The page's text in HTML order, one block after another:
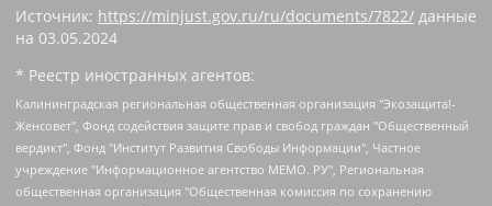
Источник: https://minjust.gov.ru/ru/documents/7822/ данные
на 03.05.2024
* Реестр иностранных агентов:
Калининградская региональная общественная организация "Экозащита!-Женсовет", Фонд содействия защите прав и свобод граждан "Общественный вердикт", Фонд "Институт Развития Свободы Информации", Частное учреждение "Информационное агентство МЕМО. РУ", Региональная общественная организация "Общественная комиссия по сохранению наследия академика Сахарова", Фонд поддержки свободы прессы, Санкт-Петербургская общественная правозащитная организация "Гражданский контроль", Межрегиональная общественная организация "Информационно-просветительский центр "Мемориал", Региональный Фонд "Центр Защиты Прав Средств Массовой Информации", с 05.12.2023 Фонд "Центр Защиты Прав Средств массовой информации", Региональная общественная благотворительная организация помощи беженцам и мигрантам "Гражданское содействие", Негосударственное образовательное учреждение дополнительного профессионального образования (повышение квалификации) специалистов "АКАДЕМИЯ ПО ПРАВАМ ЧЕЛОВЕКА", Свердловская региональная общественная организация "Сутяжник", Автономная некоммерческая организация "Центр независимых социологических исследований", Союз общественных объединений "Российский исследовательский центр по правам человека", Региональное общественное учреждение научно-информационный центр "МЕМОРИАЛ", Некоммерческая организация "Фонд защиты гласности", Автономная некоммерческая организация "Институт прав человека", Городская общественная организация "Екатеринбургское общество "МЕМОРИАЛ", Городская общественная организация "Рязанское историко-просветительское и правозащитное общество "Мемориал" (Рязанский Мемориал), Челябинский региональный орган общественной самодеятельности – женское общественное объединение "Женщины Евразии", Челябинский региональный орган общественной самодеятельности "Уральская правозащитная группа", Фонд содействия защите здоровья и социальной справедливости имени Андрея Рылькова, Автономная Некоммерческая Организация "Аналитический Центр Юрия Левады", Автономная некоммерческая организация социальной поддержки населения "Проект Апрель", Региональная общественная организация помощи женщинам и детям, находящимся в кризисной ситуации "Информационно-методический центр "Анна", Фонд содействия развитию массовых коммуникаций и правовому просвещению "Так-так-Так", Фонд содействия устойчивому развитию "Серебряная тайга", Свердловский региональный общественный фонд социальных проектов "Новое время", "Idel.Реалии", Кавказ.Реалии, Крым.Реалии, Телеканал Настоящее Время, Татаро-башкирская служба Радио Свобода (Azatliq Radiosi), Радио Свободная Европа/Радио Свобода (PCE/PC), "Сибирь.Реалии", "Фактограф", Благотворительный фонд помощи осужденным и их семьям, Автономная некоммерческая организация "Институт глобализации и социальных движений", Фонд "В защиту прав заключенных", Частное учреждение "Центр поддержки и содействия развитию средств массовой информации", Пензенский региональный общественный благотворительный фонд "Гражданский союз", "Север.Реалии", Некоммерческая организация Фонд "Правовая инициатива", Общество с ограниченной ответственностью "Радио Свободная Европа/Радио Свобода", Чешское информационное агентство "MEDIUM-ORIENT", Красноярская региональная общественная организация "Мы против СПИДа", Камалягин Денис Николаевич, Маркелов Сергей Евгеньевич, Пономарев Лев Александрович, Савицкая Людмила Алексеевна, Автономная некоммерческая организация "Центр по работе с проблемой насилия "НАСИЛИЮ.НЕТ", Межрегиональный профессиональный союз работников здравоохранения "Альянс врачей", Юридическое лицо, зарегистрированное в Латвийской Республике, SIA "Medusa Project" (регистрационный номер 40103797863, дата регистрации 10.06.2014), Некоммерческая организация "Фонд по борьбе с коррупцией", Автономная некоммерческая организация "Институт права и публичной политики", Баданин Роман Сергеевич, Гликин Максим Александрович, Железнова Мария Михайловна, Лукьянова Юлия Сергеевна, Маетная Елизавета Витальевна, Маняхин Петр Борисович, Чуракова Ольга Владимировна, Ярош Юлия Петровна, Юридическое лицо "The Insider SIA", зарегистрированное в Риге, Латвийская Республика (дата регистрации 26.06.2015), являющееся администратором доменного имени интернет-издания "The Insider SIA", https://theins.ru, Постернак Алексей Евгеньевич, Рубин Михаил Аркадьевич, Анин Роман Александрович, Юридическое лицо Istories fonds, зарегистрированное в Латвийской Республике (регистрационный номер 50008295751, дата регистрации 24.02.2020), Великовский Дмитрий Александрович, Долинина Ирина Николаевна, Мароховская Алеся Алексеевна, Шлейнов Роман Юрьевич, Шмагун Олеся Валентиновна, Общество с ограниченной ответственностью "Альтаир 2021", Общество с ограниченной ответственностью "Вега 2021", Общество с ограниченной ответственностью "Главный редактор 2021", Общество с ограниченной ответственностью "Ромашки монолит", Важенков Артем Валерьевич, Ивановская областная общественная организация "Центр гендерных исследований", Гурман Юрий Альбертович, Медиапроект "ОВД-Инфо", Егоров Владимир Владимирович, Жилинский Владимир Александрович, Общество с ограниченной ответственностью "ЗП", Иванова София Юрьевна, Карезина Инна Павловна, Кильтау Екатерина Викторовна, Петров Алексей Викторович, Пискунов Сергей Евгеньевич, Смирнов Сергей Сергеевич, Тихонов Михаил Сергеевич, Общество с ограниченной ответственностью "ЖУРНАЛИСТ-ИНОСТРАННЫЙ АГЕНТ", Арапова Галина Юрьевна, Вольтская Татьяна Анатольевна, Американская компания "Mason G.E.S. Anonymous Foundation" (США), являющаяся владельцем интернет-издания https://mnews.world/, Компания "Stichting Bellingcat", зарегистрированная в Нидерландах (дата регистрации 11.07.2018), Захаров Андрей Вячеславович, Клепиковская Екатерина Дмитриевна, Общество с ограниченной ответственностью "МЕМО", Перл Роман Александрович, Симонов Евгений Алексеевич, Соловьева Елена Анатольевна, Сотников Даниил Владимирович, Сурначева Елизавета Дмитриевна, Автономная некоммерческая организация по защите прав человека и информированию населения "Якутия – Наше Мнение", Общество с ограниченной ответственностью "Москоу диджитал медиа", с 26.01.2023 Общество с ограниченной ответственностью "Чайка Белые сады", Ветошкина Валерия Валерьевна, Заговора Максим Александрович, Межрегиональное общественное движение "Российская ЛГБТ - сеть", Оленичев Максим Владимирович, Павлов Иван Юрьевич, Скворцова Елена Сергеевна, Общество с ограниченной ответственностью "Как бы инагент", Кочетков Игорь Викторович, Общество с ограниченной ответственностью "Честные выборы", Еланчик Олег Александрович, Общество с ограниченной ответственностью "Нобелевский призыв", Гималова Регина Эмилевна, Григорьев Андрей Валерьевич, Григорьева Алина Александровна, Ассоциация по содействию защите прав призывников, альтернативнослужащих и военнослужащих "Правозащитная группа "Гражданин.Армия.Право", Хисамова Регина Фаритовна, Автономная некоммерческая организация по реализации социально-правовых программ "Лилит", Дальневосточное общественное движение "Маяк", Санкт-Петербургская ЛГБТ-инициативная группа "Выход", Инициативная группа ЛГБТ+ "Реверс", Алексеев Андрей Викторович, Бекбулатова Таисия Львовна, Беляев Иван Михайлович, Владыкина Елена Сергеевна, Гельман Марат Александрович, Никульшина Вероника Юрьевна, Толоконникова Надежда Андреевна, Шендерович Виктор Анатольевич, Общество с ограниченной ответственностью "Данное сообщение", Общество с ограниченной ответственностью Издательский дом "Новая глава", Айнбиндер Александра Александровна, Московский комьюнити-центр для ЛГБТ+инициатив, Благотворительный фонд развития филантропии, Deutsche Welle (Германия, Kurt-Schumacher-Strasse 3, 53113 Bonn), Борзунова Мария Михайловна, Воробьев Виктор Викторович, Голубева Анна Львовна, Константинова Алла Михайловна, Малкова Ирина Владимировна, Мурадов Мурад Абдулгалимович, Осетинская Елизавета Николаевна, Понасенков Евгений Николаевич, Ганапольский Матвей Юрьевич, Киселев Евгений Алексеевич, Борухович Ирина Григорьевна, Дремин Иван Тимофеевич, Дубровский Дмитрий Викторович, Красноярская региональная общественная организация поддержки и развития альтернативных образовательных технологий и межкультурных коммуникаций "ИНТЕРРА", Маяковская Екатерина Алексеевна, Фейгин Марк Захарович, Филимонов Андрей Викторович, Дзугкоева Регина Николаевна, Доброхотов Роман Александрович, Дудь Юрий Александрович, Елкин Сергей Владимирович, Кругликов Кирилл Игоревич, Сабунаева Мария Леонидовна, Семенов Алексей Владимирович, Шаинян Карен Багратович, Шульман Екатерина Михайловна, Асафьев Артур Валерьевич, Вахштайн Виктор Семенович, Венедиктов Алексей Алексеевич, Лушникова Екатерина Евгеньевна, Волков Леонид Михайлович, Невзоров Александр Глебович, Пархоменко Сергей Борисович, Сироткин Ярослав Николаевич, Кара-Мурза Владимир Владимирович, Баранова Наталья Владимировна, Гозман Леонид Яковлевич, Кагарлицкий Борис Юльевич, Климарев Михаил Валерьевич, Милов Владимир Станиславович, Автономная некоммерческая организация Краснодарский центр современного искусства "Типография", Моргенштерн Алишер Тагирович, Соболь Любовь Эдуардовна, Общество с ограниченной ответственностью "ЛИЗА НОРМ", Каспаров Гарри Кимович, Ходорковский Михаил Борисович, Общество с ограниченной ответственностью "Апрельские тезисы", Данилович Ирина Брониславовна, Кашин Олег Владимирович, Петров Николай Владимирович, Пивоваров Алексей Владимирович, Соколов Михаил Владимирович, Цветкова Юлия Владимировна, Чичваркин Евгений Александрович, Комитет против пыток/Команда против пыток, Общество с ограниченной ответственностью "Первый научный", Общество с ограниченной ответственностью "Вертолет и ко", Белоцерковская Вероника Борисовна, Кац Максим Евгеньевич, Лазарева Татьяна Юрьевна, Шаведдинов Руслан Табризович, Яшин Илья Валерьевич, Общество с ограниченной ответственностью "Иноагент ААВ", Алешковский Дмитрий Петрович, Альбац Евгения Марковна, Быков Дмитрий Львович, Галямина Юлия Евгеньевна, Лойко Сергей Леонидович, Мартынов Кирилл Константинович, Медведев Сергей Александрович, Крашенинников Федор Геннадиевич, Гордеева Катерина Вл